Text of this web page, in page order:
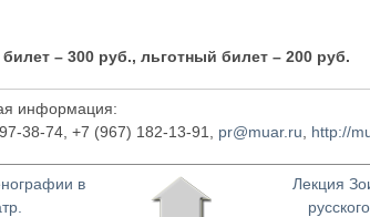
– 300 руб., льготный билет – 200 руб.
информация:
38-74, +7 (967) 182-13-91, pr@muar.ru http://
в
Лекция